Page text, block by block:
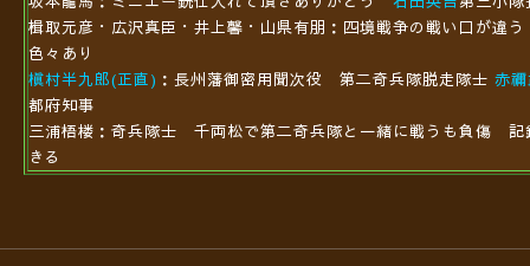
楫取元彦・広沢真臣・井上馨・山県有朋：四境戦争の戦い口が違
色々あり
槇村半九郎(正直) ：長州藩御密用聞次役 第二奇兵隊脱走隊士 赤
都府知事
三浦梧楼：奇兵隊士 千両松で第二奇兵隊と一緒に戦うも負傷
きる